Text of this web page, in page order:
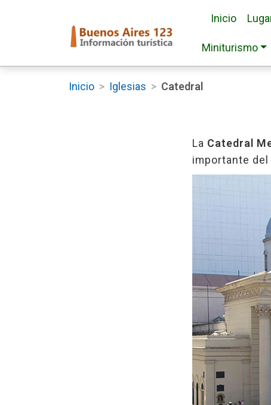
Inicio
Miniturismo
Inicio > Iglesias > Catedral
La Catedral
importante del